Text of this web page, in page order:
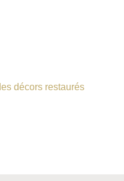
décors restaurés
Prestations